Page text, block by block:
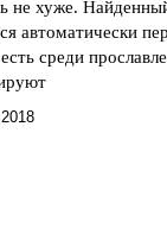
не хуже.
автоматически
среди